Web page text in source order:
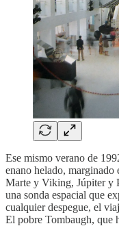
Ese mismo verano de
enano helado, marginado
Marte y Viking, Júpiter y
una sonda espacial que
cualquier despegue, el
El pobre Tombaugh, que